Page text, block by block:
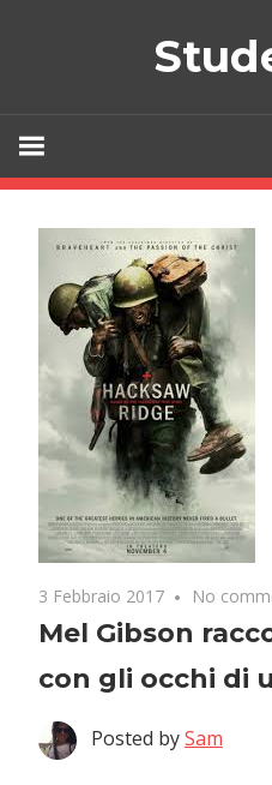
3 Febbraio 2017 No
Mel Gibson
con gli occhi di
Posted bySam